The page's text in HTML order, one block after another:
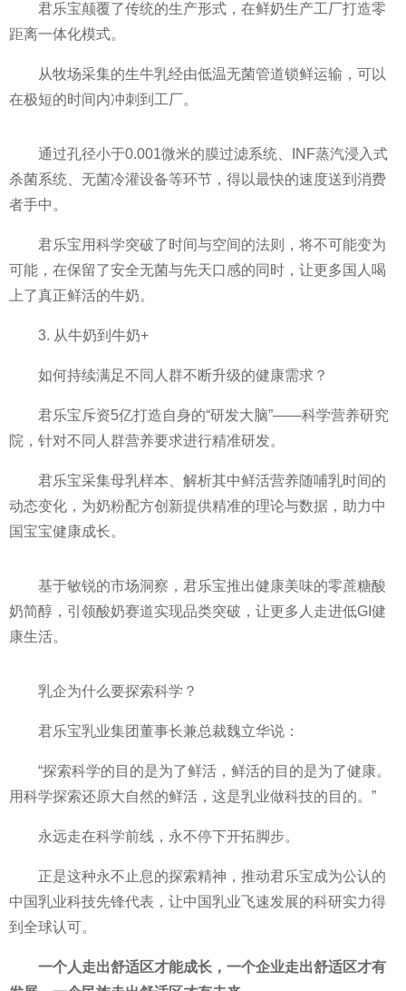
君乐宝颠覆了传统的生产形式，在鲜奶生产工厂打造零
距离一体化模式。
从牧场采集的生牛乳经由低温无菌管道锁鲜运输，可以
在极短的时间内冲刺到工厂。
通过孔径小于0.001微米的膜过滤系统、INF蒸汽浸入式
杀菌系统、无菌冷灌设备等环节，得以最快的速度送到消费
者手中。
君乐宝用科学突破了时间与空间的法则，将不可能变为
可能，在保留了安全无菌与先天口感的同时，让更多国人喝
上了真正鲜活的牛奶。
3. 从牛奶到牛奶+
如何持续满足不同人群不断升级的健康需求？
君乐宝斥资5亿打造自身的“研发大脑”——科学营养研究
院，针对不同人群营养要求进行精准研发。
君乐宝采集母乳样本、解析其中鲜活营养随哺乳时间的
动态变化，为奶粉配方创新提供精准的理论与数据，助力中
国宝宝健康成长。
基于敏锐的市场洞察，君乐宝推出健康美味的零蔗糖酸
奶简醇，引领酸奶赛道实现品类突破，让更多人走进低GI健
康生活。
乳企为什么要探索科学？
君乐宝乳业集团董事长兼总裁魏立华说：
“探索科学的目的是为了鲜活，鲜活的目的是为了健康。
用科学探索还原大自然的鲜活，这是乳业做科技的目的。”
永远走在科学前线，永不停下开拓脚步。
正是这种永不止息的探索精神，推动君乐宝成为公认的
中国乳业科技先锋代表，让中国乳业飞速发展的科研实力得
到全球认可。
一个人走出舒适区才能成长，一个企业走出舒适区才有